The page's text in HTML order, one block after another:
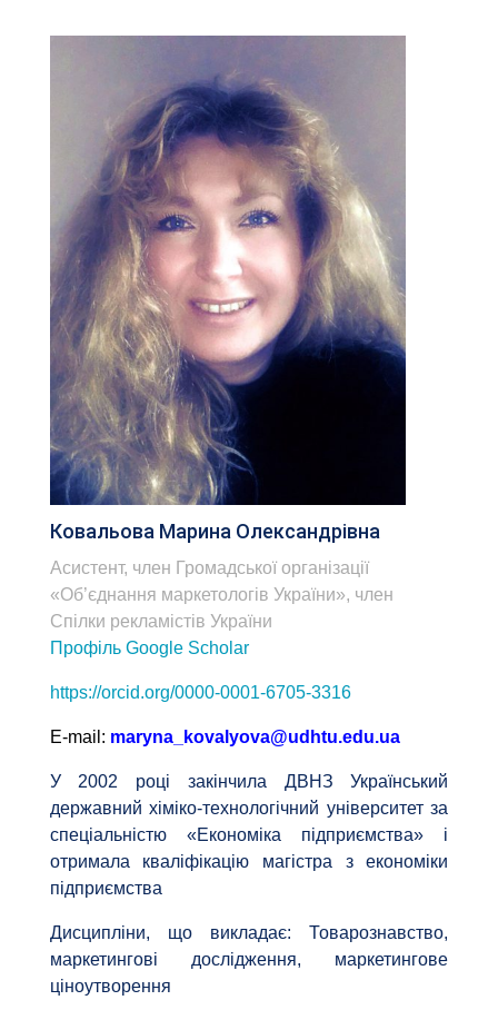
Ковальова Марина Олександрівна
Асистент, член Громадської організації
«Об’єднання маркетологів України», член
Спілки рекламістів України
Профіль Google Scholar
https://orcid.org/0000-0001-6705-3316
Е-mail: maryna_kovalyova@udhtu.edu.ua
У 2002 році закінчила ДВНЗ Український
державний хіміко-технологічний університет за
спеціальністю «Економіка підприємства» і
отримала кваліфікацію магістра з економіки
підприємства
Дисципліни, що викладає: Товарознавство,
маркетингові дослідження, маркетингове
ціноутворення